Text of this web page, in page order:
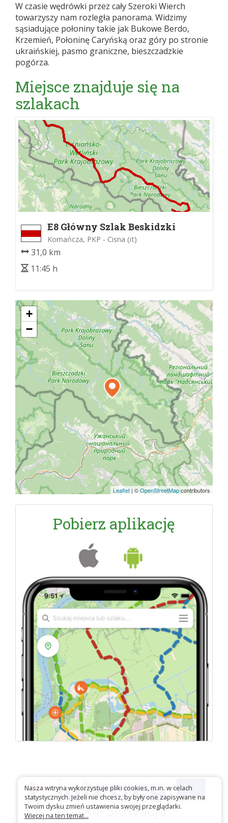
W czasie wędrówki przez cały Szeroki Wierch
towarzyszy nam rozległa panorama. Widzimy
sąsiadujące połoniny takie jak Bukowe Berdo,
Krzemień, Połoninę Caryńską oraz góry po stronie
ukraińskiej, pasmo graniczne, bieszczadzkie
pogórza.
Miejsce znajduje się na
szlakach
E8 Główny Szlak Beskidzki
Komańcza, PKP - Cisna (it)
31,0 km
11:45 h
+
−
Leaflet | ©OpenStreetMapcontributors
Pobierz aplikację
Nasza witryna wykorzystuje pliki cookies, m.in. w celach
statystycznych. Jeżeli nie chcesz, by były one zapisywane na
Twoim dysku zmień ustawienia swojej przeglądarki.
Więcej na ten temat...